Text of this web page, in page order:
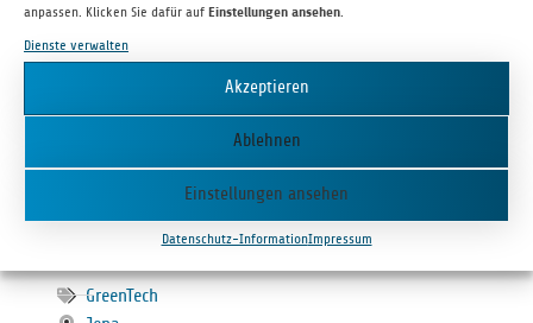
anpassen. Klicken Sie dafür auf Einstellungen ansehen
Dienste verwalten
Akzeptieren
Ablehnen
Einstellungen ansehen
Datenschutz-InformationImpressum
AD HOC ENERGY AG
GreenTech
Ad hoc energy ist der Part­ner für die ganz­heit­li­che Umset­zung von
Groß­bat­te­rie­spei­cher-Pro­jek­ten (BESS). Dabei küm­mert sich das
Unter­neh­men um Pla­nung, Anschluss, Geneh­mi­gun­gen, Infra­
struk­tur und den lang­fris­ti­gen Betrieb – alles aus einer Hand.